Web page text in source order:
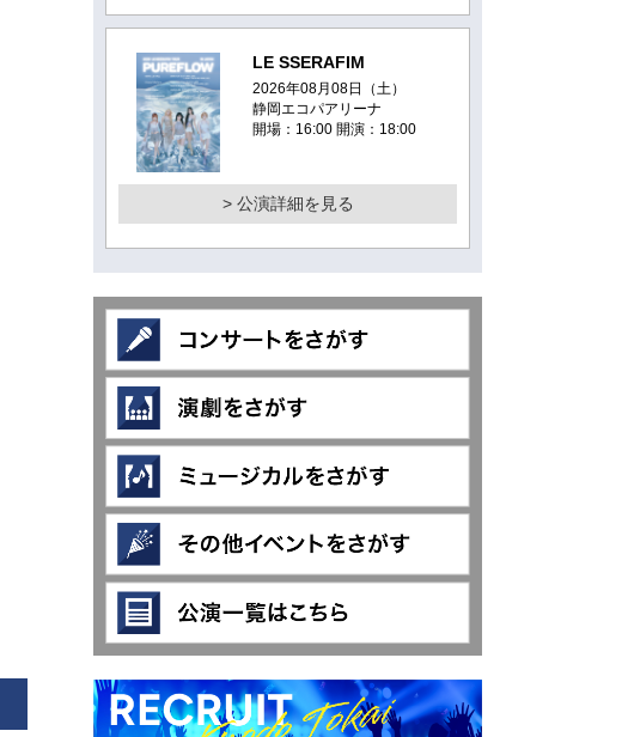
LE SSERAFIM
2026年08月08日（土）
静岡エコパアリーナ
開場：16:00 開演：18:00
> 公演詳細を見る